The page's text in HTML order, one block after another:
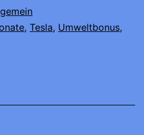
, Tesla, Umweltbonus,